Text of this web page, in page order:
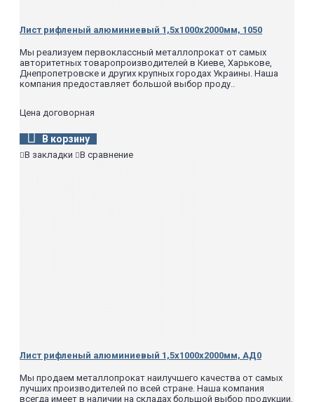
Лист рифленый алюминиевый 1,5х1000х2000мм, 1050
Мы реализуем первоклассный металлопрокат от самых
авторитетных товаропроизводителей в Киеве, Харькове,
Днепропетровске и других крупных городах Украины. Наша
компания предоставляет большой выбор проду..
Цена договорная
В корзину
В закладки В сравнение
Лист рифленый алюминиевый 1,5х1000х2000мм, АД0
Мы продаем металлопрокат наилучшего качества от самых
лучших производителей по всей стране. Наша компания
всегда имеет в наличии на складах большой выбор продукции,